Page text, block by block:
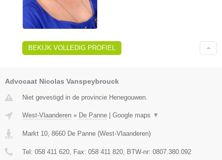
BEKIJK VOLLEDIG PROFIEL
Advocaat Nicolas Vanspeybrouck
Niet gevestigd in de provincie Henegouwen.
West-Vlaanderen » De Panne Google maps ▼
Markt 10 8660 De Panne (West-Vlaanderen)
Tel: 058 411 620 , Fax: 058 411 820 , BTW-nr: 0807.380.092